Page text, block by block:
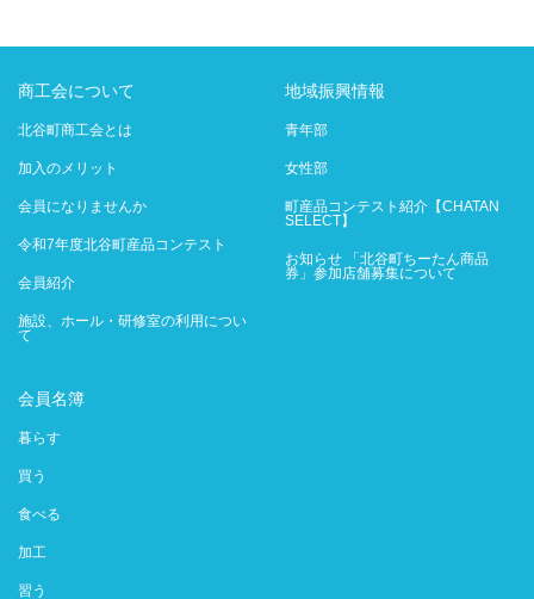
商工会について
北谷町商工会とは
加入のメリット
会員になりませんか
令和7年度北谷町産品コンテスト
会員紹介
施設、ホール・研修室の利用につい
て
地域振興情報
青年部
女性部
町産品コンテスト紹介【CHATAN
SELECT】
お知らせ 「北谷町ちーたん商品
券」参加店舗募集について
会員名簿
暮らす
買う
食べる
加工
習う